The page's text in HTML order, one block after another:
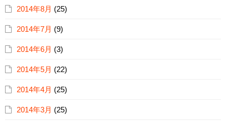
2014年8月 (25)
2014年7月 (9)
2014年6月 (3)
2014年5月 (22)
2014年4月 (25)
2014年3月 (25)